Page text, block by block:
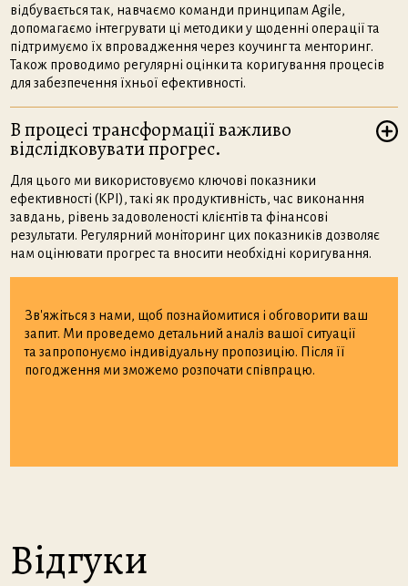
відбувається так, навчаємо команди принципам Agile,
допомагаємо інтегрувати ці методики у щоденні операції та
підтримуємо їх впровадження через коучинг та менторинг.
Також проводимо регулярні оцінки та коригування процесів
для забезпечення їхньої ефективності.
В процесі трансформації важливо
відслідковувати прогрес.
Для цього ми використовуємо ключові показники
ефективності (KPI), такі як продуктивність, час виконання
завдань, рівень задоволеності клієнтів та фінансові
результати. Регулярний моніторинг цих показників дозволяє
нам оцінювати прогрес та вносити необхідні коригування.
Зв'яжіться з нами, щоб познайомитися і обговорити ваш
запит. Ми проведемо детальний аналіз вашої ситуації
та запропонуємо індивідуальну пропозицію. Після її
погодження ми зможемо розпочати співпрацю.
Відгуки